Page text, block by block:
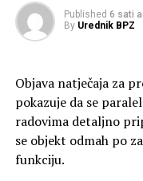
Zadovoljstvo
Split.
„Iznimno mi je drago
partnere koji na isti
profesionalnost.
našem sportu treba
sport i izvrsnost žive
Vlašić.
Published 6 sati
By Urednik BPZ
Objava natječaja za
pokazuje da se
radovima detaljno
se objekt odmah po
funkciju.